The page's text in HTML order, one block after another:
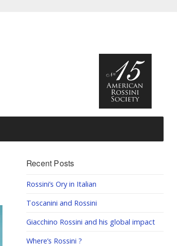
Recent Posts
Rossini’s Ory in Italian
Toscanini and Rossini
Giacchino Rossini and his global impact
Where’s Rossini ?